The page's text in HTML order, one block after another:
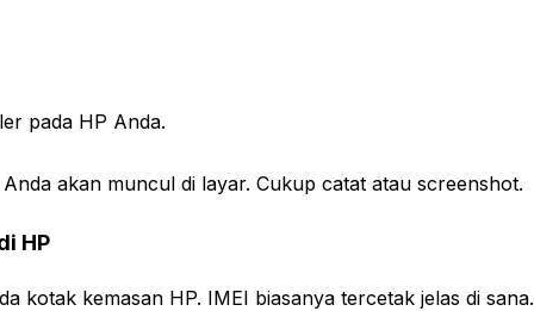
pada HP Anda.
akan muncul di layar. Cukup catat atau screenshot.
HP
kotak kemasan HP. IMEI biasanya tercetak jelas di sana.